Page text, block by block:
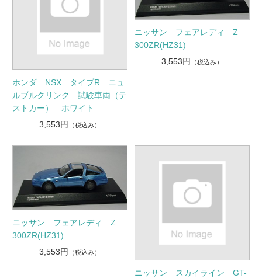
ホンダ NSX タイプR ニュ
ルブルクリンク 試験車両（テ
ストカー） ホワイト
3,553円
（税込み）
ニッサン フェアレディ Z
300ZR(HZ31)
3,553円
（税込み）
ニッサン フェアレディ Z
300ZR(HZ31)
3,553円
（税込み）
ニッサン スカイライン GT-